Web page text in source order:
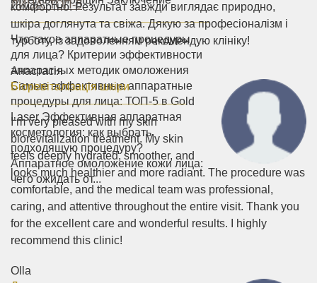
ЛИЦА: ТОП-5
Что такое аппаратные процедуры
для лица? Критерии эффективности
аппаратных методик омоложения
Самые эффективные аппаратные
процедуры для лица: ТОП-5 в Gold
Laser Эффективная аппаратная
косметология: как выбрать
подходящую процедуру?
Аппаратное омоложение кожи лица:
чего ожидать от...
комфортно. Результат завжди виглядає природно,
шкіра доглянута та свіжа. Дякую за професіоналізм і
турботу, із задоволенням рекомендую клініку!
Анастасія
Біоревіталізація шкіри
I’m very pleased with my skin
biorevitalization treatment. My skin
feels deeply hydrated, smoother, and
looks much healthier and more radiant. The procedure was
comfortable, and the medical team was professional,
caring, and attentive throughout the entire visit. Thank you
for the excellent care and wonderful results. I highly
recommend this clinic!
Olla